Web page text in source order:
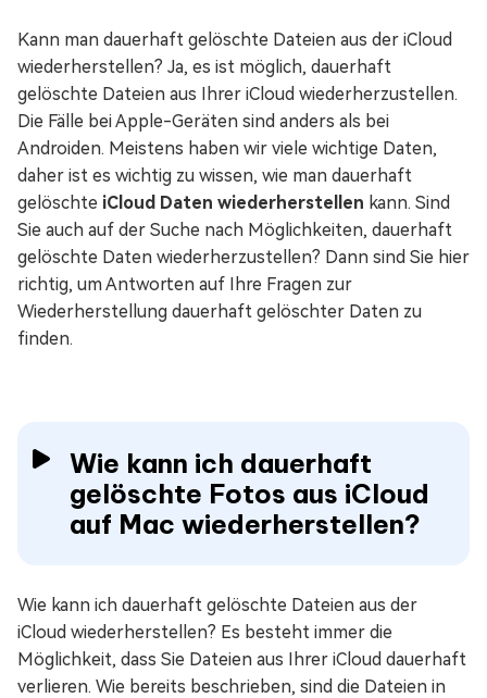
Kann man dauerhaft gelöschte Dateien aus der iCloud
wiederherstellen? Ja, es ist möglich, dauerhaft
gelöschte Dateien aus Ihrer iCloud wiederherzustellen.
Die Fälle bei Apple-Geräten sind anders als bei
Androiden. Meistens haben wir viele wichtige Daten,
daher ist es wichtig zu wissen, wie man dauerhaft
gelöschte iCloud Daten wiederherstellen kann. Sind
Sie auch auf der Suche nach Möglichkeiten, dauerhaft
gelöschte Daten wiederherzustellen? Dann sind Sie hier
richtig, um Antworten auf Ihre Fragen zur
Wiederherstellung dauerhaft gelöschter Daten zu
finden.
Wie kann ich dauerhaft
gelöschte Fotos aus iCloud
auf Mac wiederherstellen?
Wie kann ich dauerhaft gelöschte Dateien aus der
iCloud wiederherstellen? Es besteht immer die
Möglichkeit, dass Sie Dateien aus Ihrer iCloud dauerhaft
verlieren. Wie bereits beschrieben, sind die Dateien in